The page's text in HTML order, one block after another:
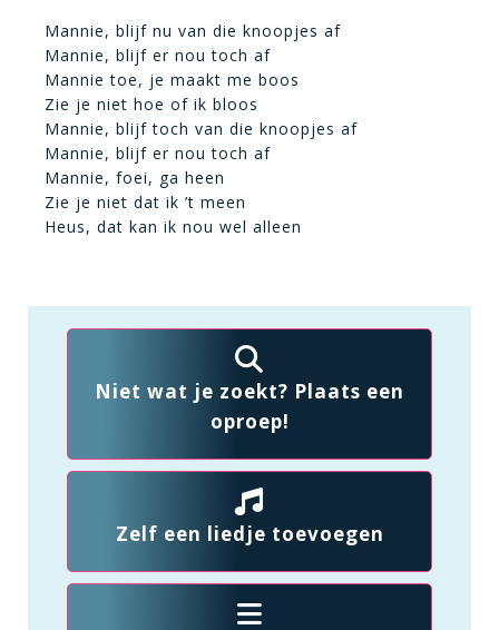
Mannie, blijf nu van die knoopjes af
Mannie, blijf er nou toch af
Mannie toe, je maakt me boos
Zie je niet hoe of ik bloos
Mannie, blijf toch van die knoopjes af
Mannie, blijf er nou toch af
Mannie, foei, ga heen
Zie je niet dat ik ’t meen
Heus, dat kan ik nou wel alleen
Niet wat je zoekt? Plaats een
oproep!
Zelf een liedje toevoegen